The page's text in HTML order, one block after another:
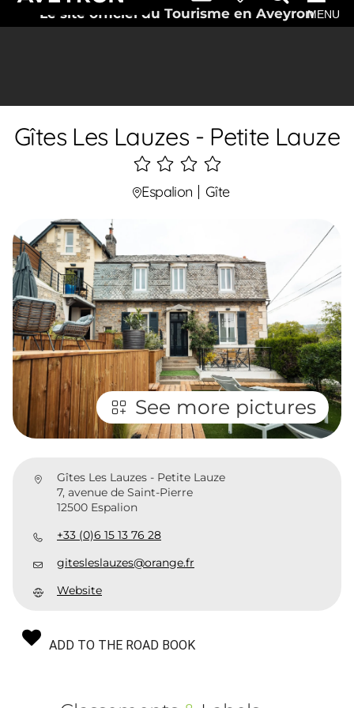
Le site officiel du Tourisme en AveyronMENU
Gîtes Les Lauzes - Petite Lauze
4
étoiles
Espalion Gîte
See more pictures
Gîtes Les Lauzes - Petite Lauze
7, avenue de Saint-Pierre
12500 Espalion
+33 (0)6 15 13 76 28
gitesleslauzes@orange.fr
Website
ADD TO THE ROAD BOOK